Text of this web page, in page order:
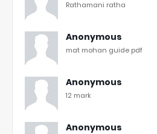
Rathamani ratha
Anonymous
mat mohan guide pdf
Anonymous
12 mark
Anonymous